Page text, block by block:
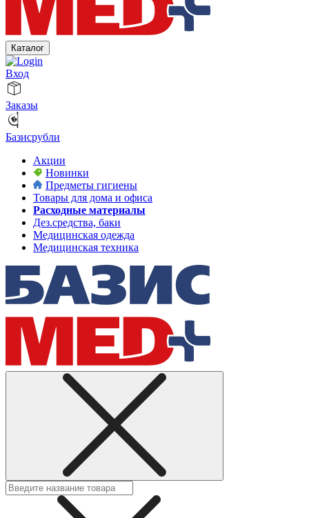
Каталог
Вход
Заказы
Базисрубли
Акции
Новинки
Предметы гигиены
Товары для дома и офиса
Расходные материалы
Дез.средства, баки
Медицинская одежда
Медицинская техника